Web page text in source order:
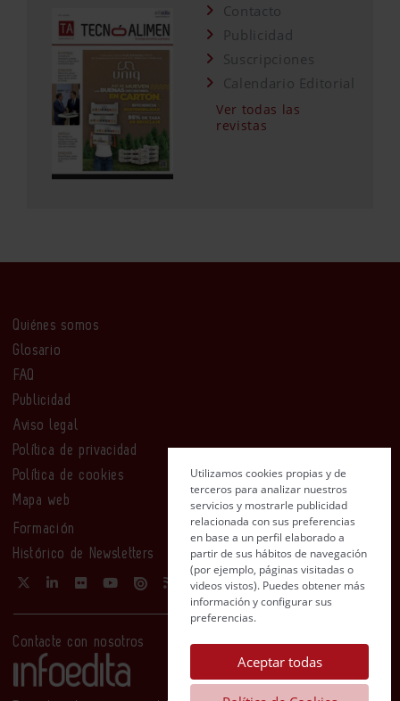
Contacto
Publicidad
Suscripciones
Calendario Editorial
Ver todas las
revistas
Quiénes somos
Glosario
FAQ
Publicidad
Aviso legal
Política de privacidad
Política de cookies
Mapa web
Formación
Histórico de Newsletters
Contacte con nosotros
Utilizamos cookies propias y de
terceros para analizar nuestros
servicios y mostrarle publicidad
relacionada con sus preferencias
en base a un perfil elaborado a
partir de sus hábitos de navegación
(por ejemplo, páginas visitadas o
videos vistos). Puedes obtener más
información y configurar sus
preferencias.
Aceptar todas